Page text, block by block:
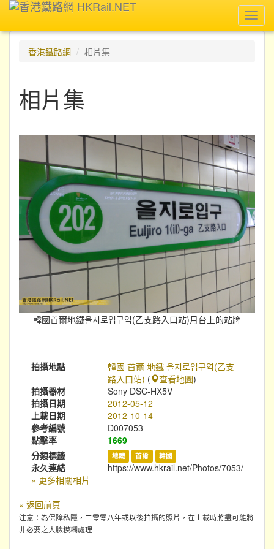
香港鐵路網
相片集
相片集
韓國首爾地鐵을지로입구역(乙支路入口站)月台上的站牌
拍攝地點
韓國 首爾 地鐵 을지로입구역(乙支
路入口站) ( 查看地圖)
拍攝器材
Sony DSC-HX5V
拍攝日期
2012-05-12
上載日期
2012-10-14
參考編號
D007053
點擊率
1669
分類標籤
地鐵 首爾 韓國
永久連結
https://www.hkrail.net/Photos/7053/
» 更多相關相片
« 返回前頁
注意：為保障私隱，二零零八年或以後拍攝的照片，在上載時將盡可能將
非必要之人臉模糊處理